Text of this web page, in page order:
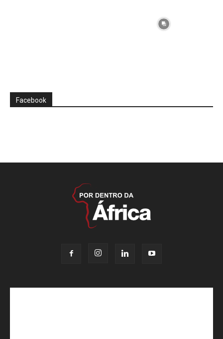
Facebook